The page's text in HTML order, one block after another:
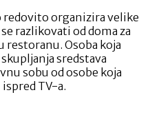
redovito organizira velike
razlikovati od doma za
restoranu. Osoba koja
sredstava
sobu od osobe koja
ispred TV-a.